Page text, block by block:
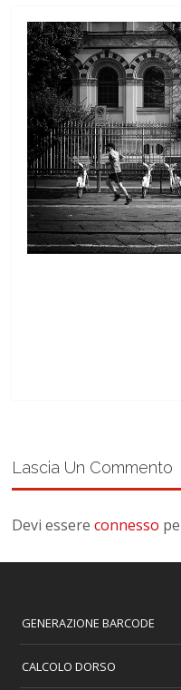
Lascia Un Commento
Devi essereconnesso
GENERAZIONE BARCODE
CALCOLO DORSO